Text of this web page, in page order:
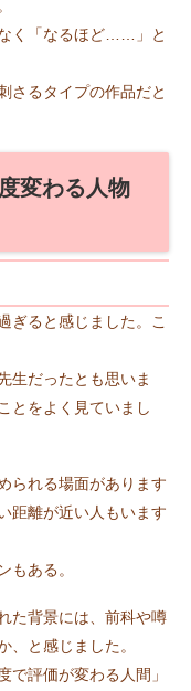
く「なるほど……」と
さるタイプの作品だと
変わる人物
ぎると感じました。こ
生だったとも思いま
とをよく見ていまし
られる場面があります
距離が近い人もいます
もある。
た背景には、前科や噂
、と感じました。
で評価が変わる人間」